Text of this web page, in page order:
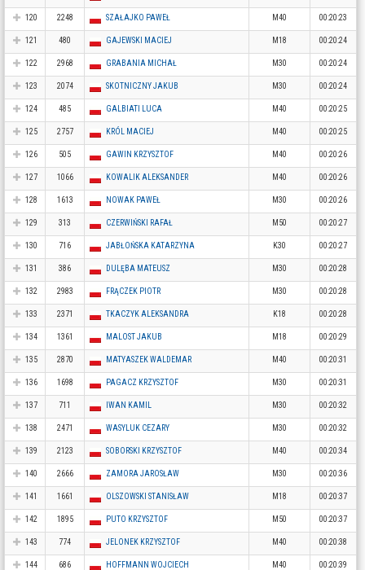
120 2248 SZAŁAJKO PAWEŁ M40 00:20:23
121 480 GAJEWSKI MACIEJ M18 00:20:24
122 2968 GRABANIA MICHAŁ M30 00:20:24
123 2074 SKOTNICZNY JAKUB M30 00:20:24
124 485 GALBIATI LUCA M40 00:20:25
125 2757 KRÓL MACIEJ M40 00:20:25
126 505 GAWIN KRZYSZTOF M40 00:20:26
127 1066 KOWALIK ALEKSANDER M40 00:20:26
128 1613 NOWAK PAWEŁ M30 00:20:26
129 313 CZERWIŃSKI RAFAŁ M50 00:20:27
130 716 JABŁOŃSKA KATARZYNA K30 00:20:27
131 386 DULĘBA MATEUSZ M30 00:20:28
132 2983 FRĄCZEK PIOTR M30 00:20:28
133 2371 TKACZYK ALEKSANDRA K18 00:20:28
134 1361 MALOST JAKUB M18 00:20:29
135 2870 MATYASZEK WALDEMAR M40 00:20:31
136 1698 PAGACZ KRZYSZTOF M30 00:20:31
137 711 IWAN KAMIL M30 00:20:32
138 2471 WASYLUK CEZARY M30 00:20:32
139 2123 SOBORSKI KRZYSZTOF M40 00:20:34
140 2666 ZAMORA JAROSŁAW M30 00:20:36
141 1661 OLSZOWSKI STANISŁAW M18 00:20:37
142 1895 PUTO KRZYSZTOF M50 00:20:37
143 774 JELONEK KRZYSZTOF M40 00:20:38
144 686 HOFFMANN WOJCIECH M40 00:20:39